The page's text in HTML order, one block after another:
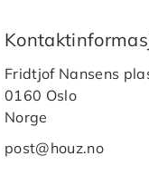
Fridtjof Nansens
0160 Oslo
Norge
post@houz.no